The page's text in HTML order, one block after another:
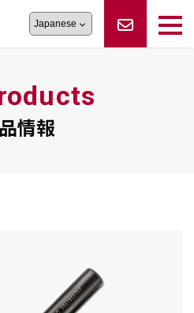
ーズかんたんオーダー
意情報